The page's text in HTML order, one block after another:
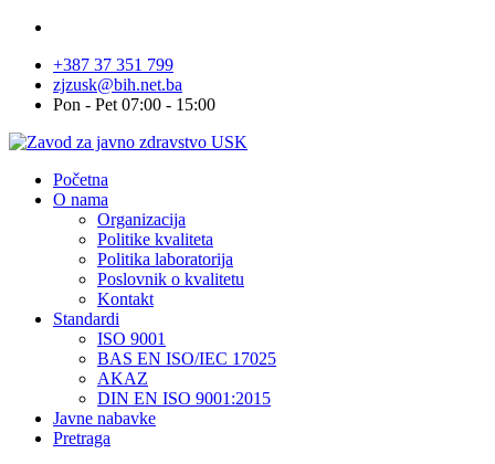
+387 37 351 799
zjzusk@bih.net.ba
Pon - Pet 07:00 - 15:00
Početna
O nama
Organizacija
Politike kvaliteta
Politika laboratorija
Poslovnik o kvalitetu
Kontakt
Standardi
ISO 9001
BAS EN ISO/IEC 17025
AKAZ
DIN EN ISO 9001:2015
Javne nabavke
Pretraga